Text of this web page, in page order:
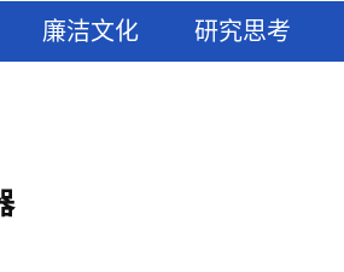
廉洁文化 研究思考